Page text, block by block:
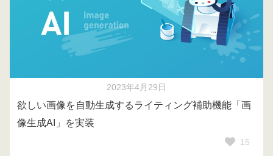
2023年4月29日
欲しい画像を自動生成するライティング補助機能「画
像生成AI」を実装
15